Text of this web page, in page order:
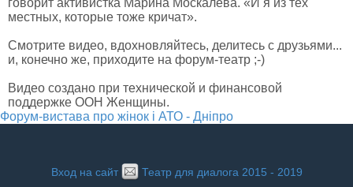
говорит активистка Марина Москалева. «И я из тех
местных, которые тоже кричат».
Смотрите видео, вдохновляйтесь, делитесь с друзьями...
и, конечно же, приходите на форум-театр ;-)
Видео создано при технической и финансовой
поддержке ООН Женщины.
Форум-вистава про жінок і АТО - Дніпро
Вход на сайт Театр для диалога 2015 - 2019